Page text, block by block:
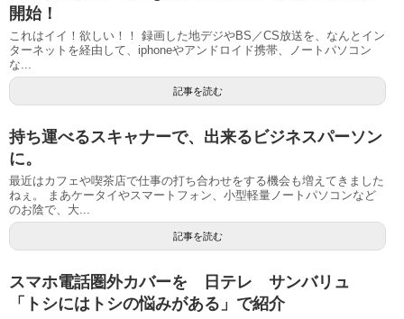
開始！
これはイイ！欲しい！！ 録画した地デジやBS／CS放送を、なんとイン
ターネットを経由して、iphoneやアンドロイド携帯、ノートパソコン
な...
記事を読む
持ち運べるスキャナーで、出来るビジネスパーソン
に。
最近はカフェや喫茶店で仕事の打ち合わせをする機会も増えてきました
ねぇ。 まあケータイやスマートフォン、小型軽量ノートパソコンなど
のお陰で、大...
記事を読む
スマホ電話圏外カバーを 日テレ サンバリュ
「トシにはトシの悩みがある」で紹介